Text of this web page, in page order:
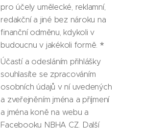
pro účely umělecké, reklamní,
redakční a jiné bez nároku na
finanční odměnu, kdykoli v
budoucnu v jakékoli formě.
Účastí a odesláním přihlášky
souhlasíte se zpracováním
osobních údajů v ní uvedených
a zveřejněním jména a příjmení
a jména koně na webu a
Facebooku NBHA CZ. Další